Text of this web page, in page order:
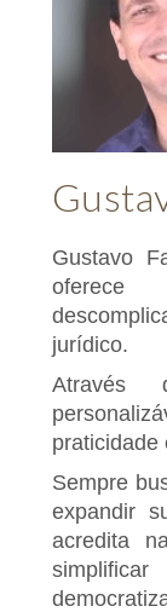
Gustavo
jurídico.
Através
praticidade
Sempre
expandir
acredita